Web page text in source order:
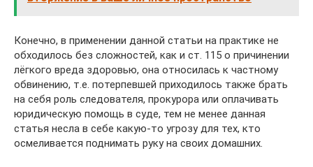
Конечно, в применении данной статьи на практике не
обходилось без сложностей, как и ст. 115 о причинении
лёгкого вреда здоровью, она относилась к частному
обвинению, т.е. потерпевшей приходилось также брать
на себя роль следователя, прокурора или оплачивать
юридическую помощь в суде, тем не менее данная
статья несла в себе какую-то угрозу для тех, кто
осмеливается поднимать руку на своих домашних.